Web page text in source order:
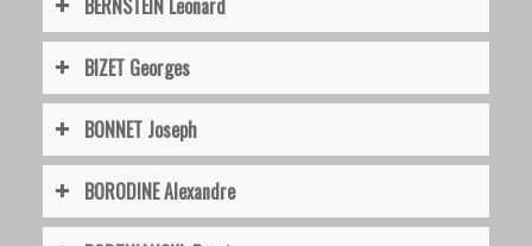
BIZET Georges
BONNET Joseph
BORODINE Alexandre